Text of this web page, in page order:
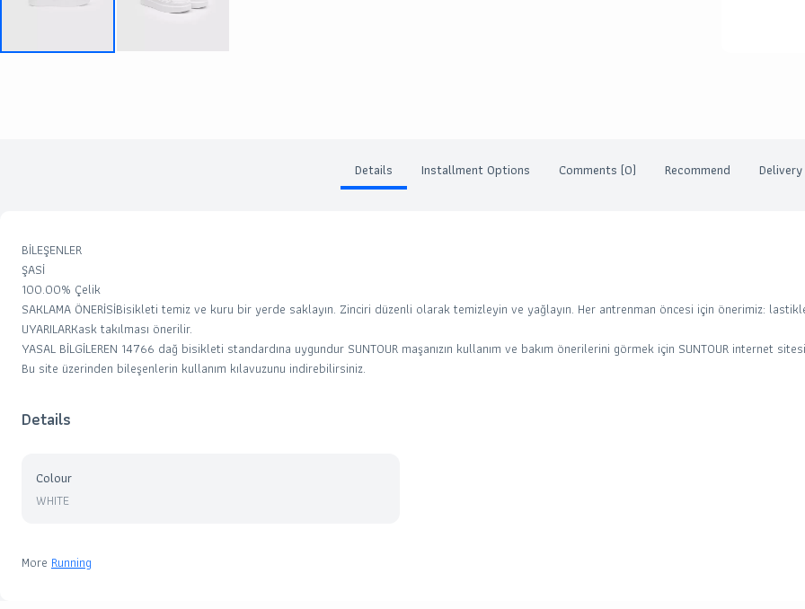
Details Installment Options Comments (0) Recommend
BİLEŞENLER
ŞASİ
100.00% Çelik
SAKLAMA ÖNERİSİBisikleti temiz ve kuru bir yerde saklayın. Zinciri düzenli olarak temizleyin ve yağlayın. Her antrenman öncesi için önerimiz:
UYARILARKask takılması önerilir.
YASAL BİLGİLEREN 14766 dağ bisikleti standardına uygundur SUNTOUR maşanızın kullanım ve bakım önerilerini görmek için SUNTOUR internet
Bu site üzerinden bileşenlerin kullanım kılavuzunu indirebilirsiniz.
Details
Colour
WHITE
More Running